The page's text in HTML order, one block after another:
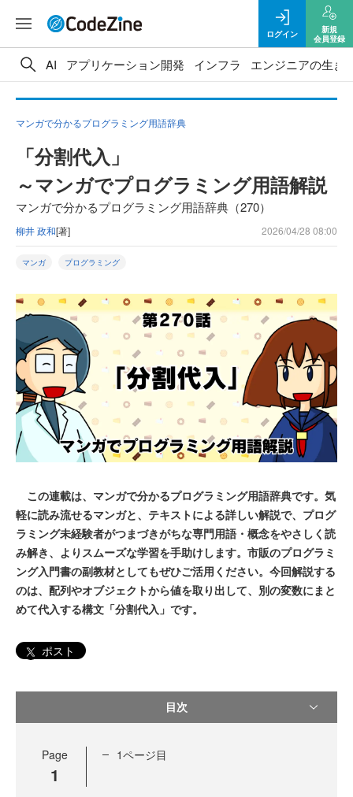
ログイン
新規
会員登録
AI アプリケーション開発 インフラ エンジニアの生き
マンガで分かるプログラミング用語辞典
「分割代入」
～マンガでプログラミング用語解説
マンガで分かるプログラミング用語辞典（270）
柳井 政和[著] 2026/04/28 08:00
マンガ プログラミング
この連載は、マンガで分かるプログラミング用語辞典です。気
軽に読み流せるマンガと、テキストによる詳しい解説で、プログ
ラミング未経験者がつまづきがちな専門用語・概念をやさしく読
み解き、よりスムーズな学習を手助けします。市販のプログラミ
ング入門書の副教材としてもぜひご活用ください。今回解説する
のは、配列やオブジェクトから値を取り出して、別の変数にまと
めて代入する構文「分割代入」です。
ポスト
目次
Page
1
1ページ目